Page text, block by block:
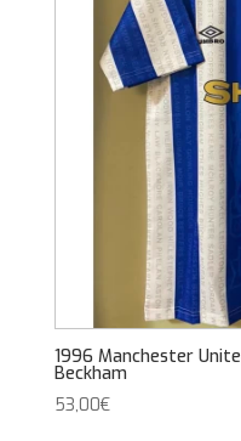
1996 Manchester
Beckham
53,00€